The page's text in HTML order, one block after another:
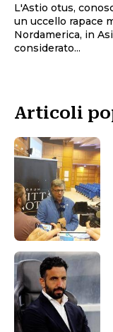
L'Astio otus,
un uccello rapace
Nordamerica, in
considerato...
Articoli